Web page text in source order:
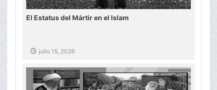
El Estatus del Mártir en el Islam
julio 15, 2026